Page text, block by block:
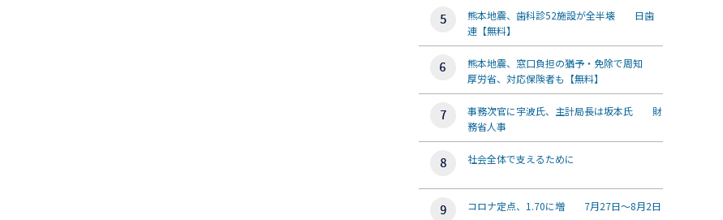
熊本地震、歯科診52施設が全半壊 日歯
連【無料】
熊本地震、窓口負担の猶予・免除で周知
厚労省、対応保険者も【無料】
事務次官に宇波氏、主計局長は坂本氏 財
務省人事
社会全体で支えるために
コロナ定点、1.70に増 7月27日～8月2日